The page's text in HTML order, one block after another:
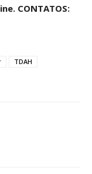
CONTATOS:
TDAH